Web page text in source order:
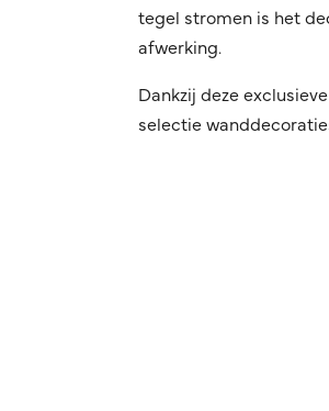
tegel stromen is het
afwerking.
Dankzij deze
selectie